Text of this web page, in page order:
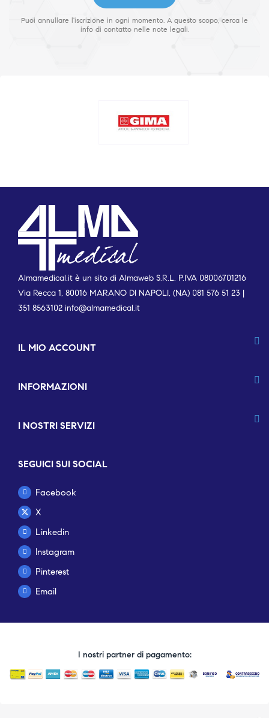
Puoi annullare l'iscrizione in ogni momento. A questo scopo, cerca le
info di contatto nelle note legali.
Almamedical.it è un sito di Almaweb S.R.L. P.IVA 08006701216
Via Recca 1, 80016 MARANO DI NAPOLI, (NA) 081 576 51 23 |
351 8563102 info@almamedical.it
IL MIO ACCOUNT
INFORMAZIONI
I NOSTRI SERVIZI
SEGUICI SUI SOCIAL
Facebook
X
Linkedin
Instagram
Pinterest
Email
I nostri partner di pagamento: